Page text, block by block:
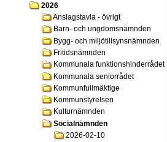
2026
Anslagstavla - övrigt
Barn- och ungdomsnämnden
Bygg- och miljötillsynsnämnden
Fritidsnämnden
Kommunala funktionshinderrådet
Kommunala seniorrådet
Kommunfullmäktige
Kommunstyrelsen
Kulturnämnden
Socialnämnden
2026-02-10